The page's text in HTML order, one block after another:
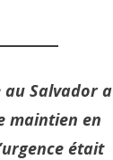
Salvador a
maintien en
était